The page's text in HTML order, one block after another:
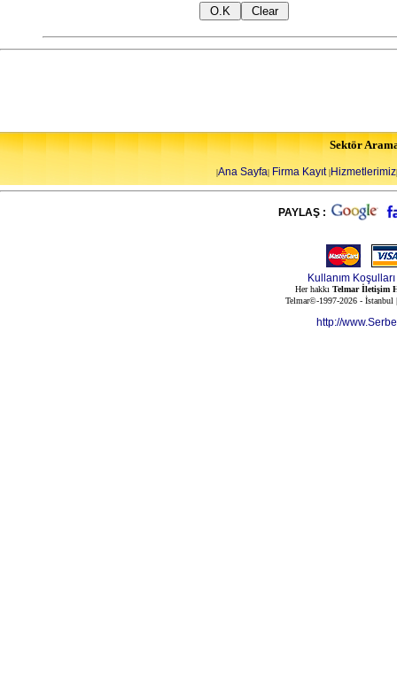
Sektör
|Ana Sayfa| Firma Kayıt|Hizmetlerimiz|
PAYLAŞ :
Kullanım Koşulları
Her hakkı Telmar İletişim
Telmar©-1997-2026 -
http://